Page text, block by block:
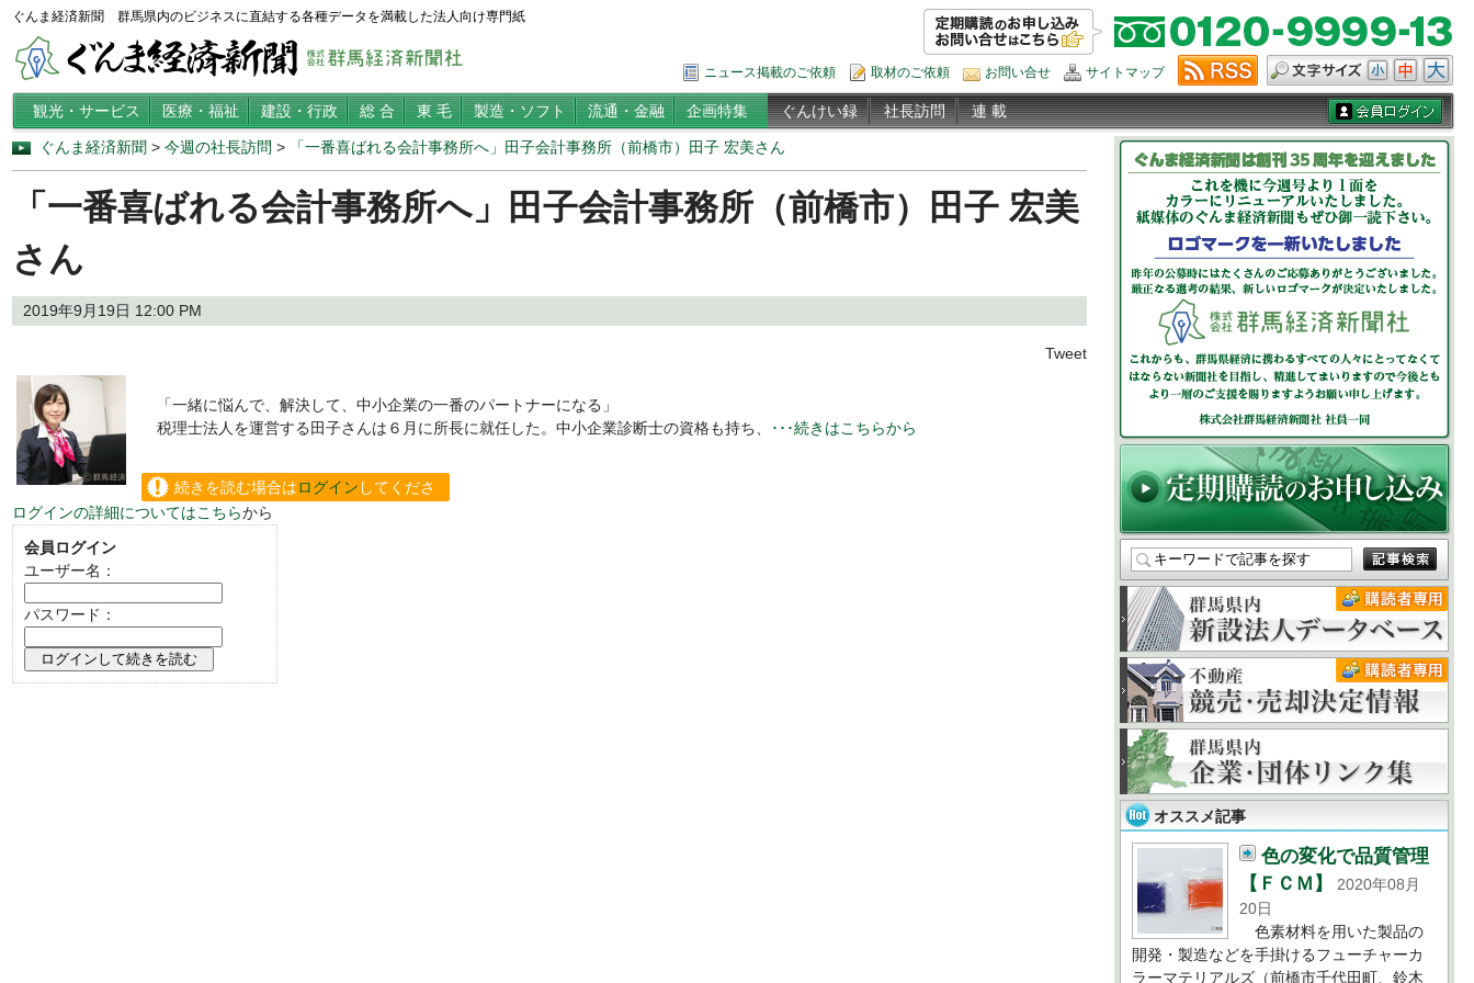
ぐんま経済新聞 群馬県内のビジネスに直結する各種データを満載した法人向け専門紙
ニュース掲載のご依頼 取材のご依頼 お問い合せ サイトマップ
観光・サービス 医療・福祉 建設・行政 総 合 東 毛 製造・ソフト 流通・金融 企画特集 ぐんけい録 社長訪問 連 載
ぐんま経済新聞 > 今週の社長訪問 > 「一番喜ばれる会計事務所へ」田子会計事務所（前橋市）田子 宏美さん
「一番喜ばれる会計事務所へ」田子会計事務所（前橋市）田子 宏美
さん
2019年9月19日 12:00 PM
Tweet
「一緒に悩んで、解決して、中小企業の一番のパートナーになる」
税理士法人を運営する田子さんは６月に所長に就任した。中小企業診断士の資格も持ち、
･･･続きはこちらから
続きを読む場合はログイン してくださ
い。
ログインの詳細についてはこちらから
会員ログイン
ユーザー名：
パスワード：
オススメ記事
色の変化で品質管理
【ＦＣＭ】
2020年08月
20日
色素材料を用いた製品の
開発・製造などを手掛けるフューチャーカ
ラーマテリアルズ（前橋市千代田町、鈴木